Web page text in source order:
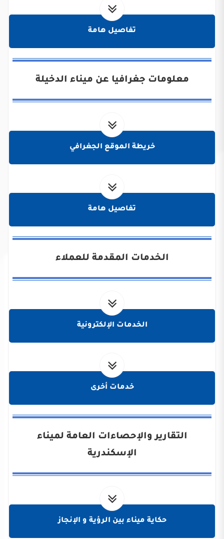
تفاصيل هامة
معلومات جغرافيا عن ميناء الدخيلة
خريطة الموقع الجغرافي
تفاصيل هامة
الخدمات المقدمة للعملاء
الخدمات الإلكترونية
خدمات أخرى
التقارير والإحصاءات العامة لميناء
الإسكندرية
حكاية ميناء بين الرؤية و الإنجاز